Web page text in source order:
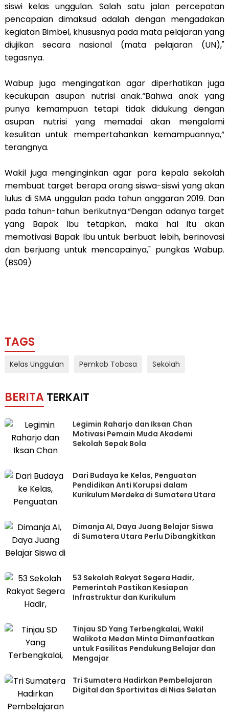
siswi kelas unggulan. Salah satu jalan percepatan
pencapaian dimaksud adalah dengan mengadakan
kegiatan Bimbel, khususnya pada mata pelajaran yang
diujikan secara nasional (mata pelajaran (UN),"
tegasnya.
Wabup juga mengingatkan agar diperhatikan juga
kecukupan asupan nutrisi anak.“Bahwa anak yang
punya kemampuan tetapi tidak didukung dengan
asupan nutrisi yang memadai akan mengalami
kesulitan untuk mempertahankan kemampuannya,”
terangnya.
Wakil juga menginginkan agar para kepala sekolah
membuat target berapa orang siswa-siswi yang akan
lulus di SMA unggulan pada tahun anggaran 2019. Dan
pada tahun-tahun berikutnya.“Dengan adanya target
yang Bapak Ibu tetapkan, maka hal itu akan
memotivasi Bapak Ibu untuk berbuat lebih, berinovasi
dan berjuang untuk mencapainya," pungkas Wabup.
(BS09)
TAGS
Kelas Unggulan Pemkab Tobasa Sekolah
BERITA TERKAIT
Legimin Raharjo dan Iksan Chan
Motivasi Pemain Muda Akademi
Sekolah Sepak Bola
Dari Budaya ke Kelas, Penguatan
Pendidikan Anti Korupsi dalam
Kurikulum Merdeka di Sumatera Utara
Dimanja AI, Daya Juang Belajar Siswa
di Sumatera Utara Perlu Dibangkitkan
53 Sekolah Rakyat Segera Hadir,
Pemerintah Pastikan Kesiapan
Infrastruktur dan Kurikulum
Tinjau SD Yang Terbengkalai, Wakil
Walikota Medan Minta Dimanfaatkan
untuk Fasilitas Pendukung Belajar dan
Mengajar
Tri Sumatera Hadirkan Pembelajaran
Digital dan Sportivitas di Nias Selatan